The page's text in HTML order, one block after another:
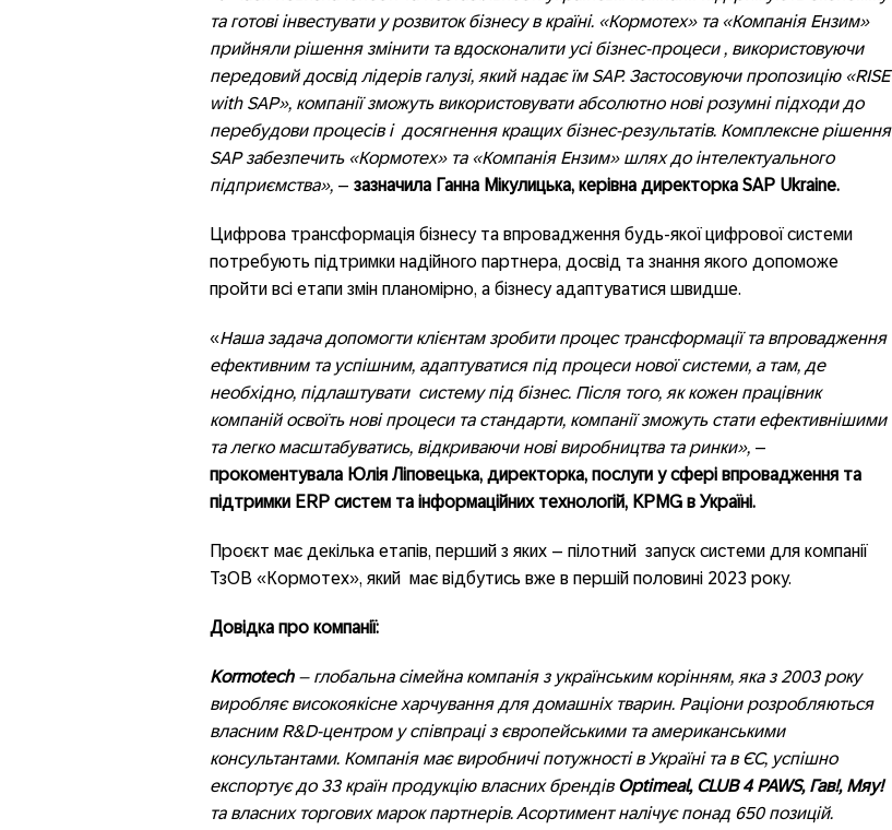
та готові інвестувати у розвиток бізнесу в країні. «Кормотех» та «Компанія Ензим»
прийняли рішення змінити та вдосконалити усі бізнес-процеси , використовуючи
передовий досвід лідерів галузі, який надає їм SAP. Застосовуючи пропозицію «RISE
with SAP», компанії зможуть використовувати абсолютно нові розумні підходи до
перебудови процесів і досягнення кращих бізнес-результатів. Комплексне рішення
SAP забезпечить «Кормотех» та «Компанія Ензим» шлях до інтелектуального
підприємства», – зазначила Ганна Мікулицька, керівна директорка SAP Ukraine.
Цифрова трансформація бізнесу та впровадження будь-якої цифрової системи
потребують підтримки надійного партнера, досвід та знання якого допоможе
пройти всі етапи змін планомірно, а бізнесу адаптуватися швидше.
«Наша задача допомогти клієнтам зробити процес трансформації та впровадження
ефективним та успішним, адаптуватися під процеси нової системи, а там, де
необхідно, підлаштувати систему під бізнес. Після того, як кожен працівник
компаній освоїть нові процеси та стандарти, компанії зможуть стати ефективнішими
та легко масштабуватись, відкриваючи нові виробництва та ринки», –
прокоментувала Юлія Ліповецька, директорка, послуги у сфері впровадження та
підтримки ERP систем та інформаційних технологій, KPMG в Україні.
Проєкт має декілька етапів, перший з яких – пілотний запуск системи для компанії
ТзОВ «Кормотех», який має відбутись вже в першій половині 2023 року.
Довідка про компанії:
Kormotech– глобальна сімейна компанія з українським корінням, яка з 2003 року
виробляє високоякісне харчування для домашніх тварин. Раціони розробляються
власним R&D-центром у співпраці з європейськими та американськими
консультантами. Компанія має виробничі потужності в Україні та в ЄС, успішно
експортує до 33 країн продукцію власних брендівOptimeal, CLUB 4 PAWS, Гав!, Мяу!
та власних торгових марок партнерів. Асортимент налічує понад 650 позицій.